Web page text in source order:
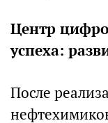
Центр
успеха:
После